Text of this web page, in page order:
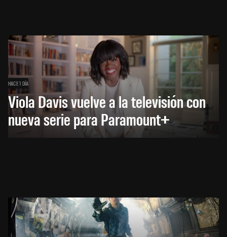
HACE 1 DÍA
Viola Davis vuelve a la televisión con
nueva serie para Paramount+